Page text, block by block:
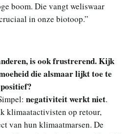
boom. Die vangt weliswaar
in onze biotoop.”
is ook frustrerend. Kijk
die alsmaar lijkt toe te
negativiteit werkt niet.
klimaatactivisten op retour,
van hun klimaatmarsen. De